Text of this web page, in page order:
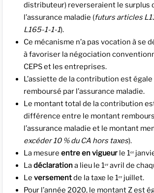
distributeur) reverseraient le surplus
l’assurance maladie (futurs articles
L165-1-1-1).
Ce mécanisme n’a pas vocation à se
à favoriser la négociation
CEPS et les entreprises.
L’assiette de la contribution est
remboursé par l’assurance maladie.
Le montant total de la contribution
différence entre le montant
l’assurance maladie et le montant
excéder 10 % du CA hors taxes).
La mesureentre en vigueur le 1ᵉʳ
Ladéclarationa lieu le 1ᵉʳ avril de
Leversementde la taxe le 1ᵉʳ juillet.
Pour l’année 2020, le montant Z est